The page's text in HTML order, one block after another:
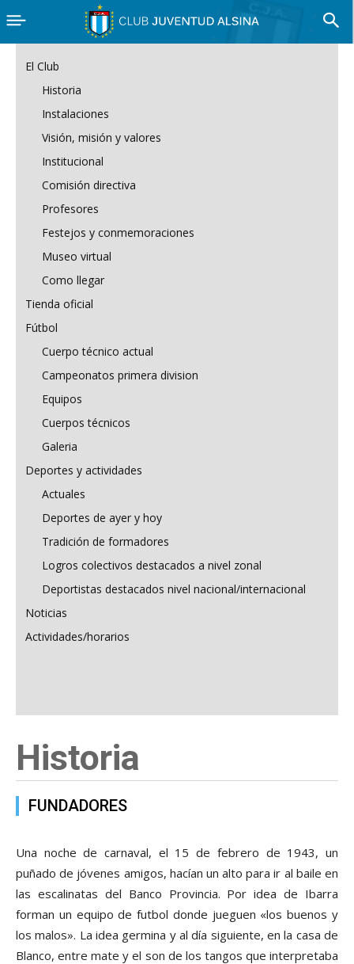
El Club
Historia
Instalaciones
Visión, misión y valores
Institucional
Comisión directiva
Profesores
Festejos y conmemoraciones
Museo virtual
Como llegar
Tienda oficial
Fútbol
Cuerpo técnico actual
Campeonatos primera division
Equipos
Cuerpos técnicos
Galeria
Deportes y actividades
Actuales
Deportes de ayer y hoy
Tradición de formadores
Logros colectivos destacados a nivel zonal
Deportistas destacados nivel nacional/internacional
Noticias
Actividades/horarios
Historia
FUNDADORES
Una noche de carnaval, el 15 de febrero de 1943, un
puñado de jóvenes amigos, hacían un alto para ir al baile en
las escalinatas del Banco Provincia. Por idea de Ibarra
forman un equipo de futbol donde jueguen «los buenos y
los malos». La idea germina y al día siguiente, en la casa de
Blanco, entre mate y el son de los tangos que interpretaba